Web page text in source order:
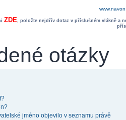
ZDE, položte nejdřív dotaz v příslušném vlákně a
otázky
jméno objevilo v seznamu právě